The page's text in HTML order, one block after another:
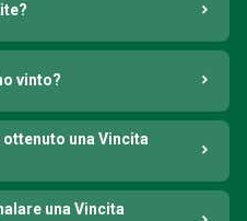
vinto?
una Vincita
una Vincita